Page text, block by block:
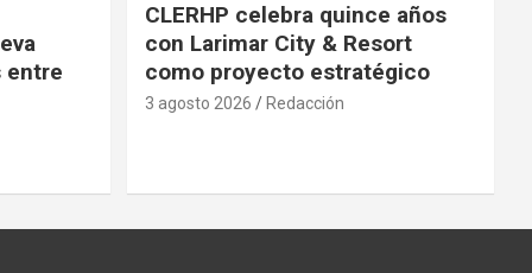
entre
CLERHP celebra quince años
con Larimar City & Resort
como proyecto estratégico
3 agosto 2026 Redacción